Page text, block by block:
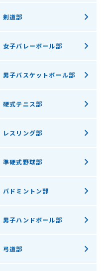
剣道部
女子バレーボール部
男子バスケットボール部
硬式テニス部
レスリング部
準硬式野球部
バドミントン部
男子ハンドボール部
弓道部